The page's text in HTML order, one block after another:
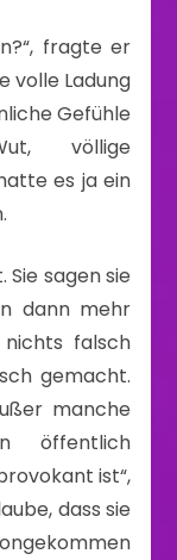
fragte er
volle Ladung
Gefühle
völlige
es ja ein
sagen sie
dann mehr
falsch
gemacht.
manche
öffentlich
ist“,
dass sie